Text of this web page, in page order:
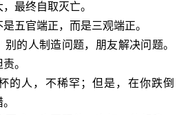
最终自取灭亡。
五官端正，而是三观端正。
的人制造问题，朋友解决问题。
。
的人，不稀罕；但是，在你跌倒